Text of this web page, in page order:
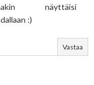
näyttäisi
:)
Vastaa